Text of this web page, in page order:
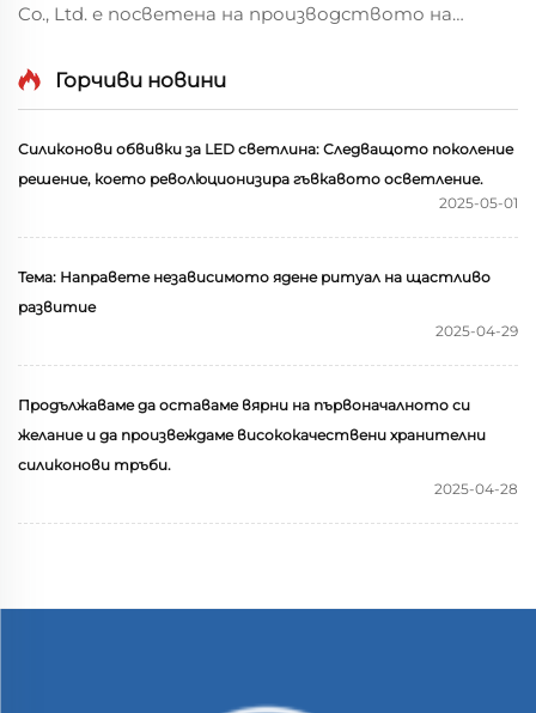
Co., Ltd. е посветена на производството на
тръби. Благодарение на отличната си
безопасност и изключителното качество, тя
дистрибутори в индустрията, търсещи
висококачествени силиконови тръби.
Горчиви новини
Силиконови обвивки за LED светлина: Следващото поколение
решение, което революционизира гъвкавото осветление.
2025-05-01
Тема: Направете независимото ядене ритуал на щастливо
развитие
2025-04-29
Продължаваме да оставаме вярни на първоначалното си
желание и да произвеждаме висококачествени хранителни
силиконови тръби.
2025-04-28